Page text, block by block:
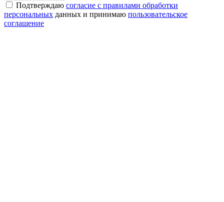
Подтверждаю согласие с правилами обработки
персональных данных и принимаю пользовательское
соглашение